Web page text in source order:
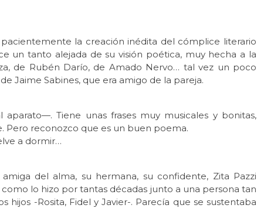
la creación inédita del cómplice literario
un tanto alejada de su visión poética, muy hecha a la
de Rubén Darío, de Amado Nervo… tal vez un poco
Jaime Sabines, que era amigo de la pareja.
Tiene unas frases muy musicales y bonitas,
Pero reconozco que es un buen poema.
a dormir…
del alma, su hermana, su confidente, Zita Pazzi
lo hizo por tantas décadas junto a una persona tan
hijos -Rosita, Fidel y Javier-. Parecía que se sustentaba